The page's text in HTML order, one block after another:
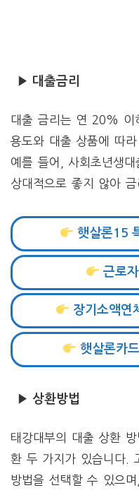
▶ 대출금리
대출 금리는 연 20% 이
용도와 대출 상품에 따
예를 들어, 사회초년생
상대적으로 좋지 않아
햇살론15
근로
장기소액연
햇살론카
▶ 상환방법
태강대부의 대출 상환
환 두 가지가 있습니다.
방법을 선택할 수 있으